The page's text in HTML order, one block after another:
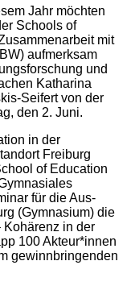
Jahr möchten
Schools of
mit
aufmerksam
und
Katharina
Seifert von der
den 2. Juni.
in der
Freiburg
of Education
für die Aus-
(Gymnasium) die
Kohärenz in der
100 Akteur*innen
gewinnbringenden